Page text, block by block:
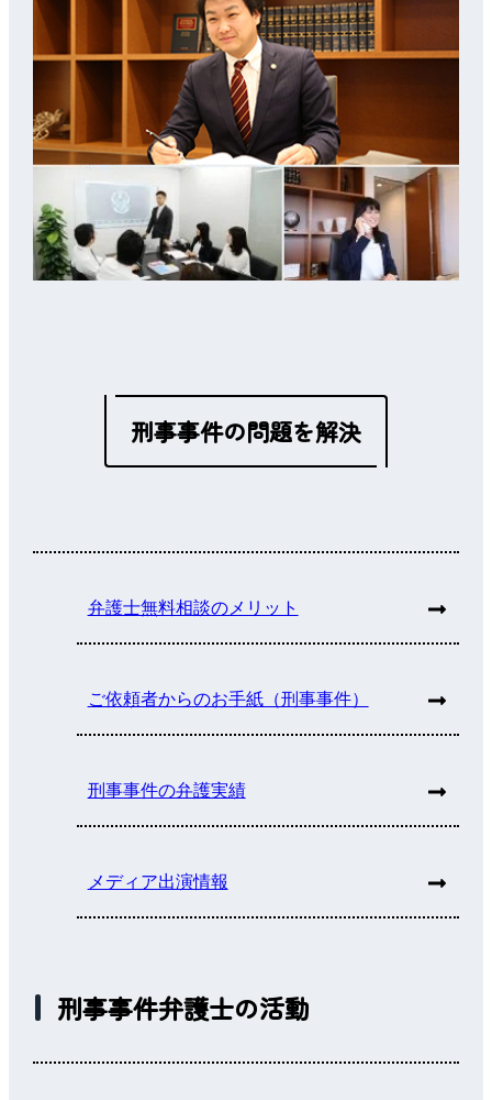
刑事事件の問題を解決
弁護士無料相談のメリット
ご依頼者からのお手紙（刑事事件）
刑事事件の弁護実績
メディア出演情報
刑事事件弁護士の活動